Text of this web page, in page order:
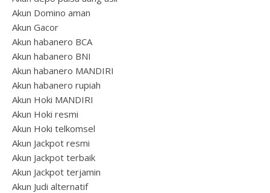
Akun Domino aman
Akun Gacor
Akun habanero BCA
Akun habanero BNI
Akun habanero MANDIRI
Akun habanero rupiah
Akun Hoki MANDIRI
Akun Hoki resmi
Akun Hoki telkomsel
Akun Jackpot resmi
Akun Jackpot terbaik
Akun Jackpot terjamin
Akun Judi alternatif